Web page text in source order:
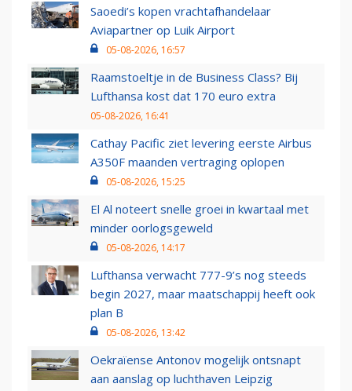
Saoedi’s kopen vrachtafhandelaar
Aviapartner op Luik Airport
05-08-2026, 16:57
Raamstoeltje in de Business Class? Bij
Lufthansa kost dat 170 euro extra
05-08-2026, 16:41
Cathay Pacific ziet levering eerste Airbus
A350F maanden vertraging oplopen
05-08-2026, 15:25
El Al noteert snelle groei in kwartaal met
minder oorlogsgeweld
05-08-2026, 14:17
Lufthansa verwacht 777-9’s nog steeds
begin 2027, maar maatschappij heeft ook
plan B
05-08-2026, 13:42
Oekraïense Antonov mogelijk ontsnapt
aan aanslag op luchthaven Leipzig